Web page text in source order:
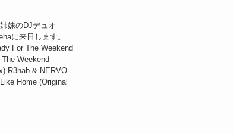
妹のDJデュオ
に来日します。
For The Weekend
Weekend
R3hab & NERVO
Home (Original